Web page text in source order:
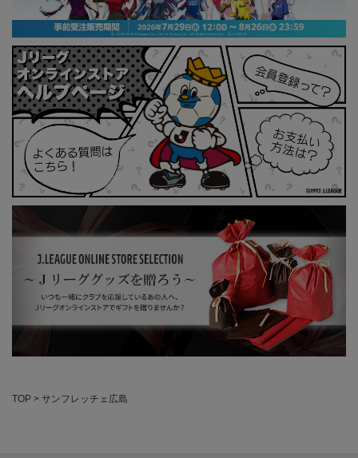
TOP サンフレッチェ広島